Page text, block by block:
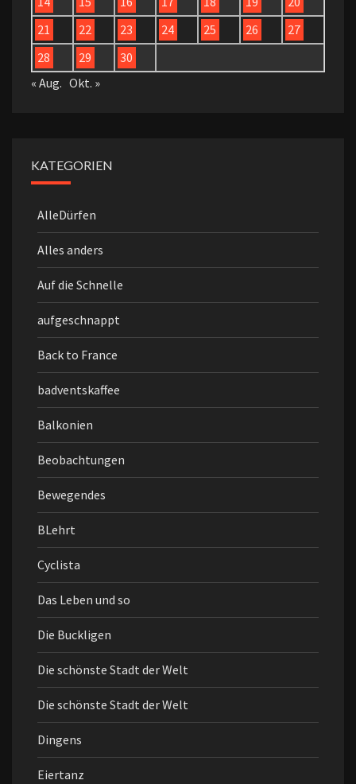
21
22 23 24 25 26
27
28
29
30
« Aug. Okt. »
KATEGORIEN
AlleDürfen
Alles anders
Auf die Schnelle
aufgeschnappt
Back to France
badventskaffee
Balkonien
Beobachtungen
Bewegendes
BLehrt
Cyclista
Das Leben und so
Die Buckligen
Die schönste Stadt der Welt
Die schönste Stadt der Welt
Dingens
Eiertanz